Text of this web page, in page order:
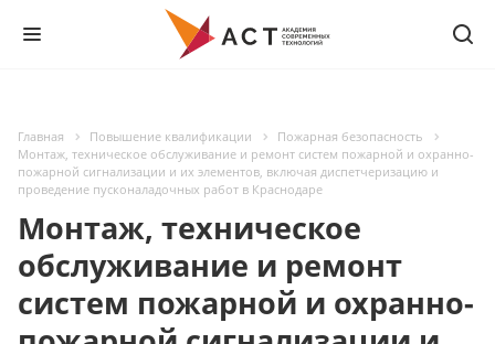
Главная Повышение квалификации
Пожарная безопасность
Монтаж, техническое обслуживание и ремонт систем пожарной и охранно-
пожарной сигнализации и их элементов, включая диспетчеризацию и
проведение пусконаладочных работ в Краснодаре
Монтаж, техническое
обслуживание и ремонт
систем пожарной и охранно-